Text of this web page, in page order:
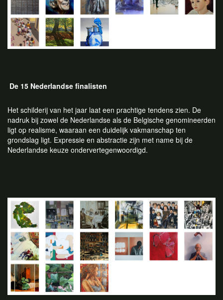
De 15 Nederlandse finalisten
Het schilderij van het jaar laat een prachtige tendens zien. De
nadruk bij zowel de Nederlandse als de Belgische genomineerden
ligt op realisme, waaraan een duidelijk vakmanschap ten
grondslag ligt. Expressie en abstractie zijn met name bij de
Nederlandse keuze ondervertegenwoordigd.